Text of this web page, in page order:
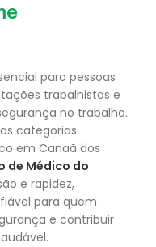
para pessoas
trabalhistas e
no trabalho.
categorias
em Canaã dos
de Médico do
e rapidez,
para quem
e contribuir